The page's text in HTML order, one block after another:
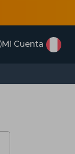
Mi Cuenta